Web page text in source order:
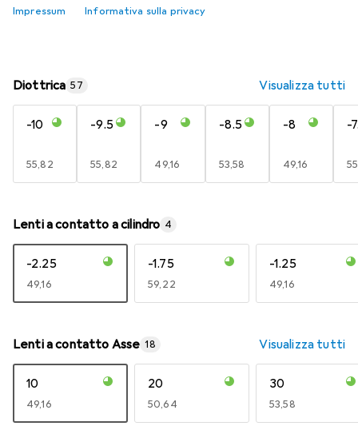
Impressum Informativa sulla privacy
Diottrica 57 Visualizza tutti
-10
EUR
55,82
-9.5
EUR
55,82
-9
EUR
49,16
-8.5
EUR
53,58
-8
EUR
49,16
-
Lenti a contatto a cilindro 4
-2.25
EUR
49,16
-1.75
EUR
59,22
-1.25
EUR
49,16
Lenti a contatto Asse 18 Visualizza tutti
10
EUR
49,16
20
EUR
50,64
30
EUR
53,58